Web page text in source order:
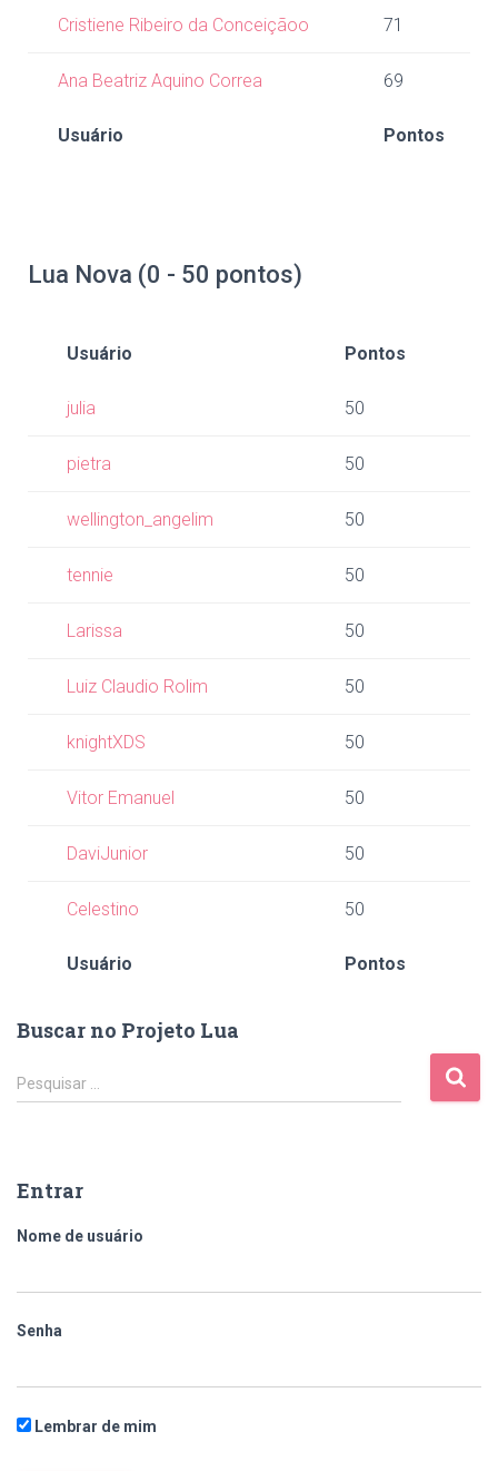
Usuário Pontos
Cristiene Ribeiro da Conceiçãoo 71
Ana Beatriz Aquino Correa 69
Lua Nova (0 - 50 pontos)
Usuário Pontos
Usuário Pontos
julia 50
pietra 50
wellington_angelim 50
tennie 50
Larissa 50
Luiz Claudio Rolim 50
knightXDS 50
Vitor Emanuel 50
DaviJunior 50
Celestino 50
Buscar no Projeto Lua
Pesquisar …
Entrar
Nome de usuário
Senha
Lembrar de mim